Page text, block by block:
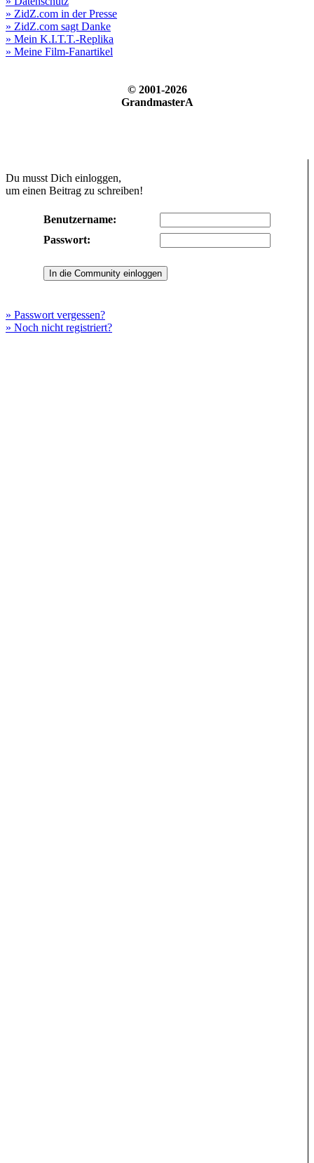
» ZidZ.com in der Presse
» ZidZ.com sagt Danke
» Mein K.I.T.T.-Replika
» Meine Film-Fanartikel
© 2001-2026
GrandmasterA
Du musst Dich einloggen,
um einen Beitrag zu schreiben!
Benutzername:
Passwort:
» Passwort vergessen?
» Noch nicht registriert?